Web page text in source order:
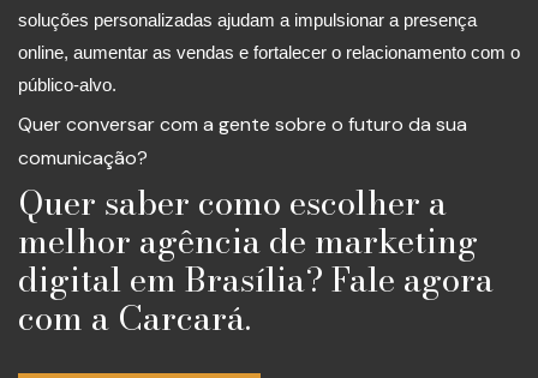
soluções personalizadas ajudam a impulsionar a presença
online, aumentar as vendas e fortalecer o relacionamento com o
público-alvo.
Quer conversar com a gente sobre o futuro da sua
comunicação?
Quer saber como escolher a
melhor agência de marketing
digital em Brasília? Fale agora
com a Carcará.